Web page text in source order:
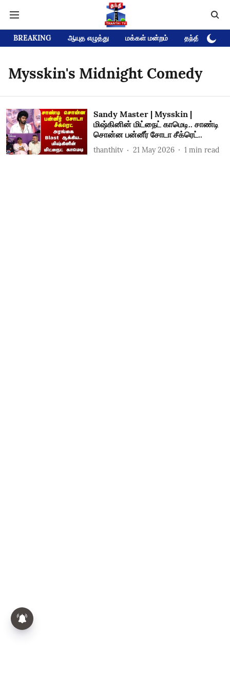
BREAKING ஆயுத எழுத்து மக்கள் மன்றம் தந்தி டிவி
Mysskin's Midnight Comedy
Sandy Master | Mysskin |
மிஷ்கினின் மிட்நைட் காமெடி.. சாண்டி
சொன்ன பன்னீர் சோடா சீக்ரெட்..
thanthitv 21 May 2026 1 min read